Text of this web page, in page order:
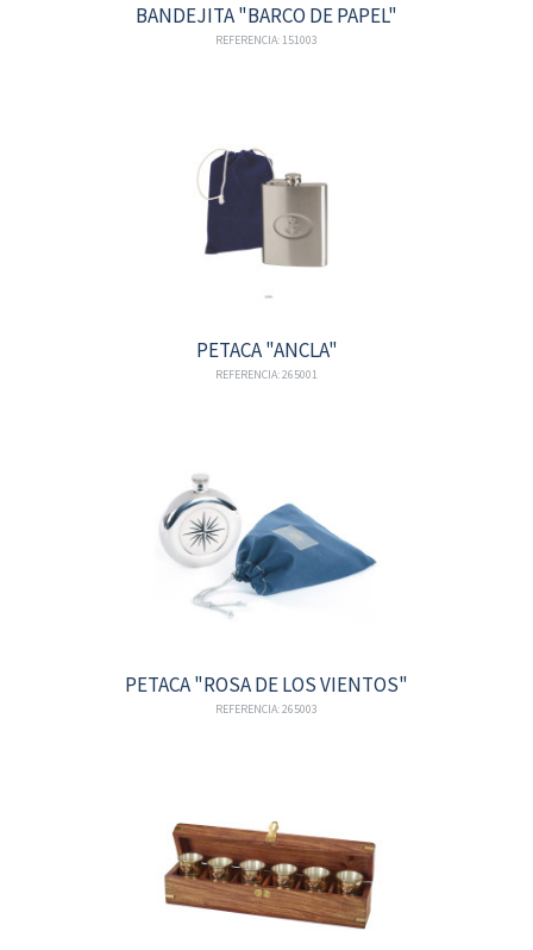
BANDEJITA "BARCO DE PAPEL"
REFERENCIA: 151003
PETACA "ANCLA"
REFERENCIA: 265001
PETACA "ROSA DE LOS VIENTOS"
REFERENCIA: 265003